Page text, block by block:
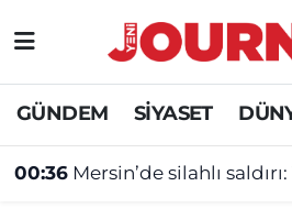
GÜNDEM SİYASET
00:36 Mersin’de silahlı saldırı:
GÜNDEM
SİYASET
Nöbetçi Eczaneler
Hava Durumu